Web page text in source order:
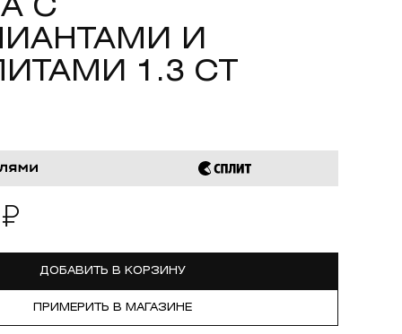
С
И
1.3 CT
ДОБАВИТЬ В КОРЗИНУ
ПРИМЕРИТЬ В МАГАЗИНЕ